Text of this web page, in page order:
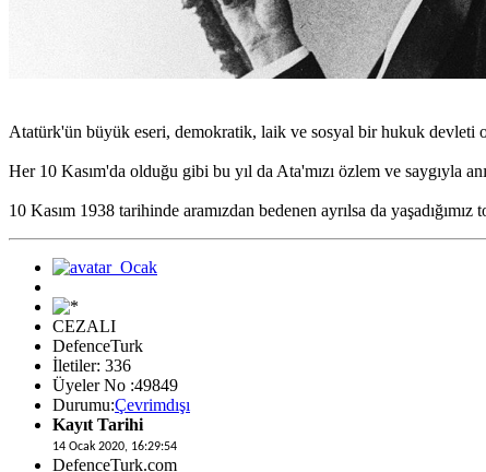
Atatürk'ün büyük eseri, demokratik, laik ve sosyal bir hukuk devleti
Her 10 Kasım'da olduğu gibi bu yıl da Ata'mızı özlem ve saygıyla
10 Kasım 1938 tarihinde aramızdan bedenen ayrılsa da
CEZALI
DefenceTurk
İletiler: 336
Üyeler No :49849
Durumu:Çevrimdışı
Kayıt Tarihi
14 Ocak 2020, 16:29:54
DefenceTurk.com